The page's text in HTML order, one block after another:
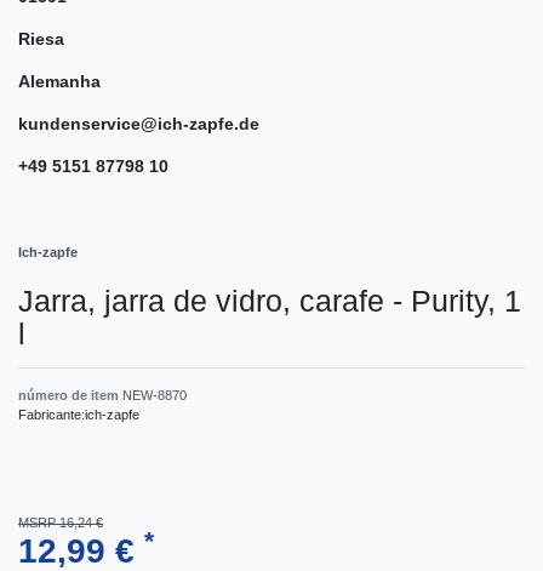
Riesa
Alemanha
kundenservice@ich-zapfe.de
+49 5151 87798 10
Ich-zapfe
Jarra, jarra de vidro, carafe - Purity, 1
l
número de item NEW-8870
Fabricante:ich-zapfe
MSRP 16,24 €
12,99 € *